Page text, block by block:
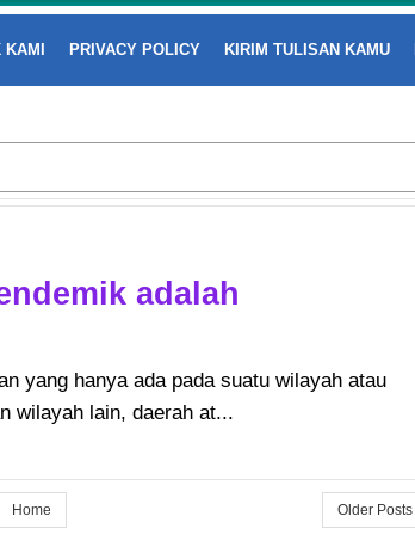
PRIVACY POLICY KIRIM TULISAN KAMU
adalah
yang hanya ada pada suatu wilayah atau
wilayah lain, daerah at...
Older Posts
Home